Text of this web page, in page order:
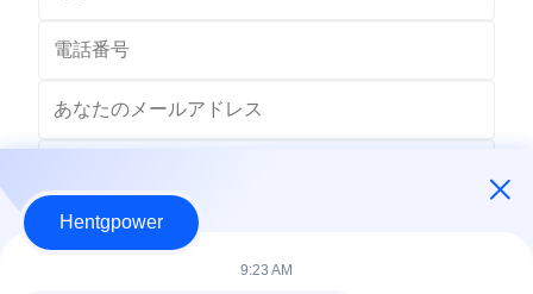
Hentgpower
9:23 AM